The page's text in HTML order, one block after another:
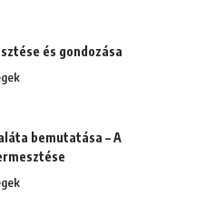
és gondozása
bemutatása – A